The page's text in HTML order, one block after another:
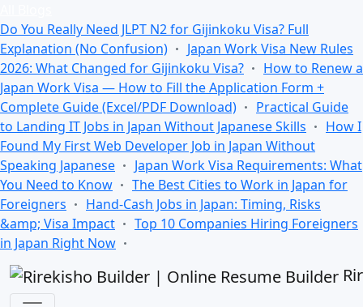
Do You Really Need JLPT N2 for Gijinkoku Visa? Full
Explanation (No Confusion)
Japan Work Visa New Rules
2026: What Changed for Gijinkoku Visa?
How to Renew a
Japan Work Visa — How to Fill the Application Form +
Complete Guide (Excel/PDF Download)
Practical Guide
to Landing IT Jobs in Japan Without Japanese Skills
How I
Found My First Web Developer Job in Japan Without
Speaking Japanese
Japan Work Visa Requirements: What
You Need to Know
The Best Cities to Work in Japan for
Foreigners
Hand-Cash Jobs in Japan: Timing, Risks
&amp; Visa Impact
Top 10 Companies Hiring Foreigners
in Japan Right Now